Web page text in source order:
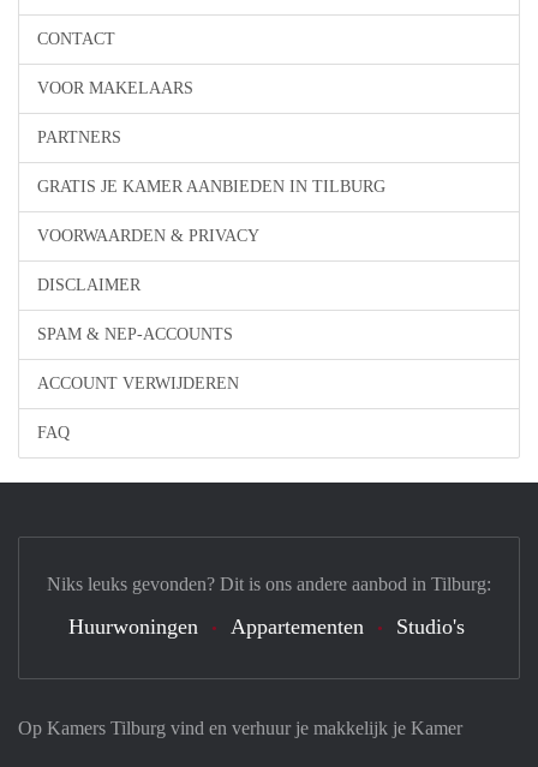
CONTACT
VOOR MAKELAARS
PARTNERS
GRATIS JE KAMER AANBIEDEN IN TILBURG
VOORWAARDEN & PRIVACY
DISCLAIMER
SPAM & NEP-ACCOUNTS
ACCOUNT VERWIJDEREN
FAQ
Op Kamers Tilburg vind en verhuur je makkelijk je Kamer
Niks leuks gevonden? Dit is ons andere aanbod in Tilburg:
Huurwoningen Appartementen Studio's